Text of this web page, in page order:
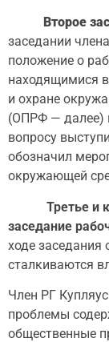
Второе
заседании
положение о
находящимися
и охране
(ОПРФ — далее)
вопросу
обозначил
окружающей
Третье и
заседание
ходе заседания
сталкиваются
Член РГ
проблемы
общественные